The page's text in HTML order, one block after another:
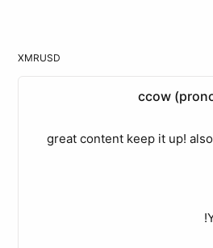
USD
XMR
ccow
great content keep it up!